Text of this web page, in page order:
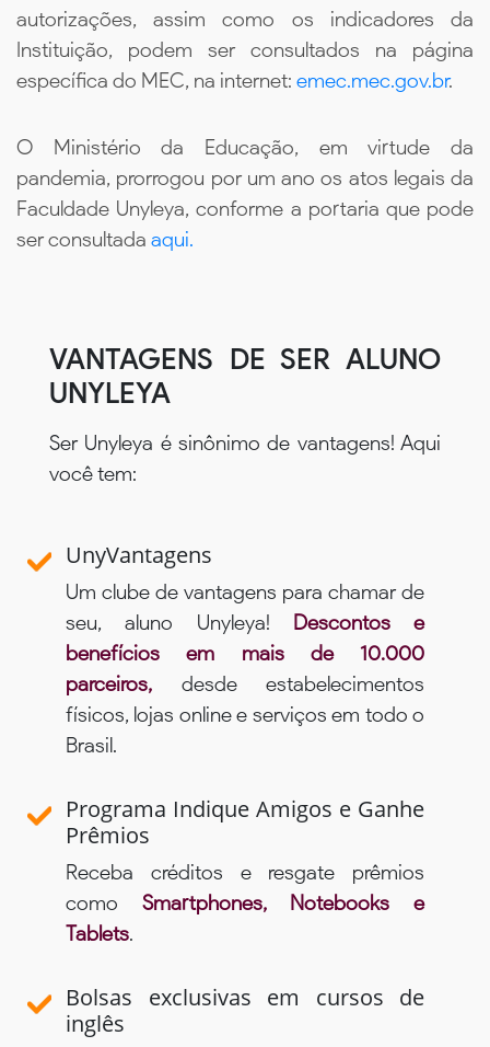
autorizações, assim como os indicadores da
Instituição, podem ser consultados na página
específica do MEC, na internet: emec.mec.gov.br.
O Ministério da Educação, em virtude da
pandemia, prorrogou por um ano os atos legais da
Faculdade Unyleya, conforme a portaria que pode
ser consultada aqui.
VANTAGENS DE SER ALUNO
UNYLEYA
Ser Unyleya é sinônimo de vantagens! Aqui
você tem:
UnyVantagens
Um clube de vantagens para chamar de
seu, aluno Unyleya! Descontos e
benefícios em mais de 10.000
parceiros, desde estabelecimentos
físicos, lojas online e serviços em todo o
Brasil.
Programa Indique Amigos e Ganhe
Prêmios
Receba créditos e resgate prêmios
como Smartphones, Notebooks e
Tablets.
Bolsas exclusivas em cursos de
inglês